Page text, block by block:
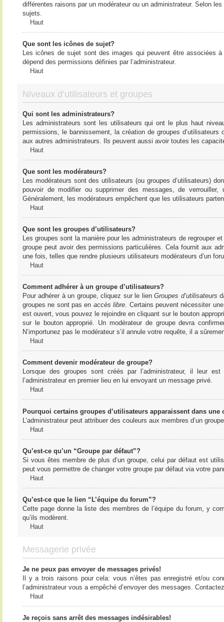
différentes raisons par un modérateur ou un administrateur. Selon
sujets.
Haut
Que sont les icônes de sujet?
Les icônes de sujet sont des images qui peuvent être associées
dépend des permissions définies par l’administrateur.
Haut
Niveaux d’utilisateurs et groupes
Qui sont les administrateurs?
Les administrateurs sont les utilisateurs qui ont le plus haut
permissions, le bannissement, la création de groupes
aux autres administrateurs. Ils peuvent aussi avoir toutes les
Haut
Que sont les modérateurs?
Les modérateurs sont des utilisateurs (ou groupes d’utilisateurs)
pouvoir de modifier ou supprimer des messages, de
Généralement, les modérateurs empêchent que les utilisateurs
Haut
Que sont les groupes d’utilisateurs?
Les groupes sont la manière pour les administrateurs de regrouper
groupe peut avoir des permissions particulières. Cela fournit aux
une fois, telles que rendre plusieurs utilisateurs modérateurs d’un
Haut
Comment adhérer à un groupe d’utilisateurs?
Pour adhérer à un groupe, cliquez sur le lienGroupes d’utilisateurs
groupes ne sont pas en accès libre. Certains peuvent nécessiter
est ouvert, vous pouvez le rejoindre en cliquant sur le bouton
sur le bouton approprié. Un modérateur de groupe devra
N’importunez pas le modérateur s’il annule votre requête, il a
Haut
Comment devenir modérateur de groupe?
Lorsque des groupes sont créés par l’administrateur, il leur
l’administrateur en premier lieu en lui envoyant un message privé.
Haut
Pourquoi certains groupes d’utilisateurs apparaissent dans une
L’administrateur peut attribuer des couleurs aux membres d’un
Haut
Qu’est-ce qu’un “Groupe par défaut”?
Si vous êtes membre de plus d’un groupe, celui par défaut est
peut vous permettre de changer votre groupe par défaut via votre
Haut
Qu’est-ce que le lien “L’équipe du forum”?
Cette page donne la liste des membres de l’équipe du forum, y
qu’ils modèrent.
Haut
Messagerie privée
Je ne peux pas envoyer de messages privés!
Il y a trois raisons pour cela: vous n’êtes pas enregistré et/ou
l’administrateur vous a empêché d’envoyer des messages.
Haut
Je reçois sans arrêt des messages indésirables!